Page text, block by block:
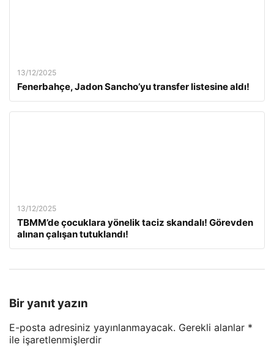
13/12/2025
Fenerbahçe, Jadon Sancho’yu transfer listesine aldı!
13/12/2025
TBMM’de çocuklara yönelik taciz skandalı! Görevden
alınan çalışan tutuklandı!
Bir yanıt yazın
E-posta adresiniz yayınlanmayacak. Gerekli alanlar *
ile işaretlenmişlerdir